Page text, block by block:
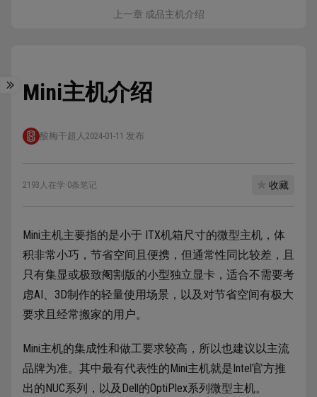
上一章 成品主机介绍
Mini主机介绍
酸梅干超人 2024-01-11 发布
2193人在学·0条笔记 收藏
Mini主机主要指的是小于 ITX机箱尺寸的微型主机，体
积非常小巧，节省空间且便携，但通常性同比较差，且
只有集显或极致阉割版的小型独立显卡，适合不需要考
虑AI、3D制作的轻量使用场景，以及对节省空间有极大
要求且经常搬家的用户。
Mini主机的集成性和做工要求较高，所以也建议以主流
品牌为准。其中最有代表性的Mini主机就是Intel官方推
出的NUC系列，以及Dell的OptiPlex系列微型主机。